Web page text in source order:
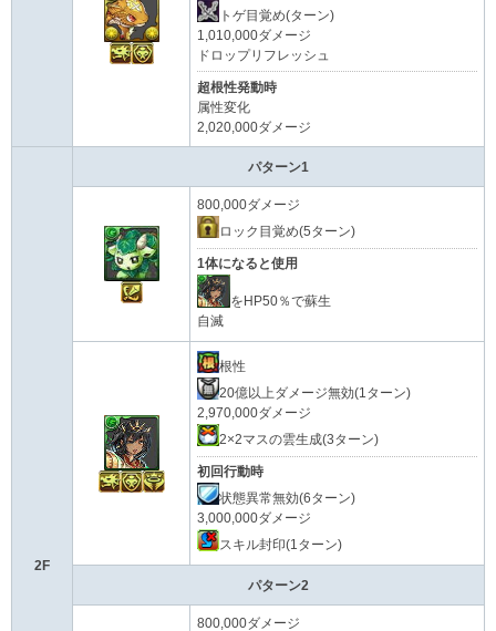
トゲ目覚め(ターン)
1,010,000ダメージ
ドロップリフレッシュ
超根性発動時
属性変化
2,020,000ダメージ
2F
パターン1
800,000ダメージ
ロック目覚め(5ターン)
1体になると使用
をHP50％で蘇生
自滅
根性
20億以上ダメージ無効(1ターン)
2,970,000ダメージ
2×2マスの雲生成(3ターン)
初回行動時
状態異常無効(6ターン)
3,000,000ダメージ
スキル封印(1ターン)
パターン2
800,000ダメージ